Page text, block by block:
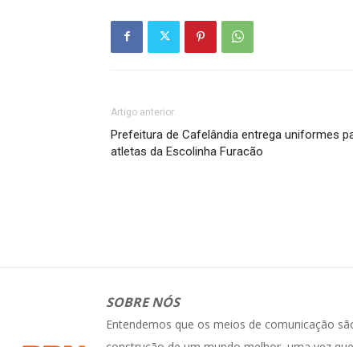
Artigo anterior
Prefeitura de Cafelândia entrega uniformes
atletas da Escolinha Furacão
SOBRE NÓS
Entendemos que os meios de comunicação